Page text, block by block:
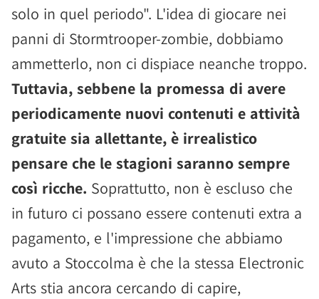
solo in quel periodo". L'idea di giocare nei
panni di Stormtrooper-zombie, dobbiamo
ammetterlo, non ci dispiace neanche troppo.
Tuttavia, sebbene la promessa di avere
periodicamente nuovi contenuti e attività
gratuite sia allettante, è irrealistico
pensare che le stagioni saranno sempre
così ricche. Soprattutto, non è escluso che
in futuro ci possano essere contenuti extra a
pagamento, e l'impressione che abbiamo
avuto a Stoccolma è che la stessa Electronic
Arts stia ancora cercando di capire,